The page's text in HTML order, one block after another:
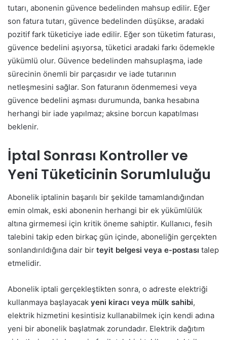
tutarı, abonenin güvence bedelinden mahsup edilir. Eğer
son fatura tutarı, güvence bedelinden düşükse, aradaki
pozitif fark tüketiciye iade edilir. Eğer son tüketim faturası,
güvence bedelini aşıyorsa, tüketici aradaki farkı ödemekle
yükümlü olur. Güvence bedelinden mahsuplaşma, iade
sürecinin önemli bir parçasıdır ve iade tutarının
netleşmesini sağlar. Son faturanın ödenmemesi veya
güvence bedelini aşması durumunda, banka hesabına
herhangi bir iade yapılmaz; aksine borcun kapatılması
beklenir.
İptal Sonrası Kontroller ve
Yeni Tüketicinin Sorumluluğu
Abonelik iptalinin başarılı bir şekilde tamamlandığından
emin olmak, eski abonenin herhangi bir ek yükümlülük
altına girmemesi için kritik öneme sahiptir. Kullanıcı, fesih
talebini takip eden birkaç gün içinde, aboneliğin gerçekten
sonlandırıldığına dair bir teyit belgesi veya e-postası talep
etmelidir.
Abonelik iptali gerçekleştikten sonra, o adreste elektriği
kullanmaya başlayacak yeni kiracı veya mülk sahibi,
elektrik hizmetini kesintisiz kullanabilmek için kendi adına
yeni bir abonelik başlatmak zorundadır. Elektrik dağıtım